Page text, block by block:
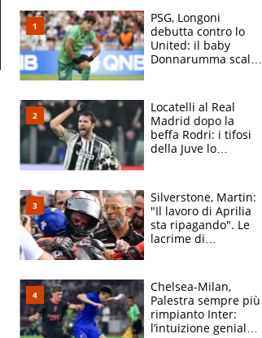
PSG, Longoni
debutta contro lo
United: il baby
Donnarumma scalza
Locatelli al Real
Madrid dopo la
beffa Rodri: i tifosi
della Juve lo
Silverstone, Martin:
"Il lavoro di Aprilia
sta ripagando". Le
lacrime di
la gara domani"
Chelsea-Milan,
Palestra sempre più
rimpianto Inter:
l’intuizione geniale